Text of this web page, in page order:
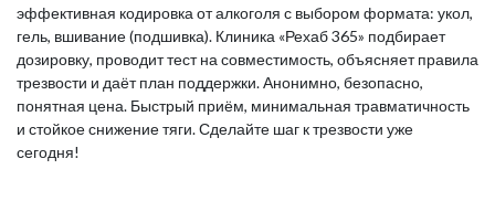
эффективная кодировка от алкоголя с выбором формата: укол,
гель, вшивание (подшивка). Клиника «Рехаб 365» подбирает
дозировку, проводит тест на совместимость, объясняет правила
трезвости и даёт план поддержки. Анонимно, безопасно,
понятная цена. Быстрый приём, минимальная травматичность
и стойкое снижение тяги. Сделайте шаг к трезвости уже
сегодня!